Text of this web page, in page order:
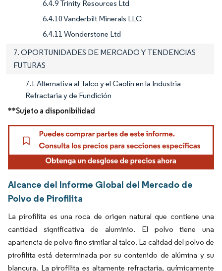
6.4.9 Trinity Resources Ltd
6.4.10 Vanderbilt Minerals LLC
6.4.11 Wonderstone Ltd
7. OPORTUNIDADES DE MERCADO Y TENDENCIAS
FUTURAS
7.1 Alternativa al Talco y el Caolín en la Industria
Refractaria y de Fundición
**Sujeto a disponibilidad
Alcance del Informe Global del Mercado de
Polvo de Pirofilita
La pirofilita es una roca de origen natural que contiene una
cantidad significativa de aluminio. El polvo tiene una
apariencia de polvo fino similar al talco. La calidad del polvo de
pirofilita está determinada por su contenido de alúmina y su
blancura. La pirofilita es altamente refractaria, químicamente